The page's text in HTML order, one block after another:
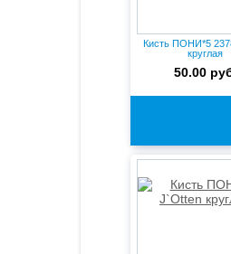
Кисть ПОНИ*5
круглая
50.00